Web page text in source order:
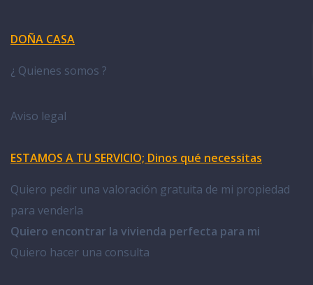
DOÑA CASA
¿ Quienes somos ?
Aviso legal
ESTAMOS A TU SERVICIO; Dinos qué necessitas
Quiero pedir una valoración gratuita de mi propiedad
para venderla
Quiero encontrar la vivienda perfecta para mi
Quiero hacer una consulta